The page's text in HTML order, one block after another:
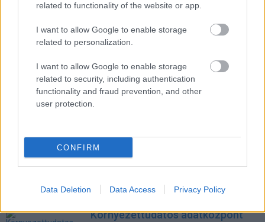
related to functionality of the website or app.
I want to allow Google to enable storage
related to personalization.
I want to allow Google to enable storage
related to security, including authentication
functionality and fraud prevention, and other
user protection.
CONFIRM
Data Deletion Data Access Privacy Policy
Hitelkártya 2 dollárért, szakértő
Céginfo | 2010.10.07 23:02
Adathalászok a recepción
| 2010.07.01 10:28
Beszámoló az Aspectis Open Day
Céginfo| 2010.03.09 16:17
| 2010.03.09 09:54
Környezettudatos adatközpont